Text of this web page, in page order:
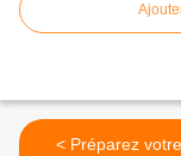
< Préparez votre boite